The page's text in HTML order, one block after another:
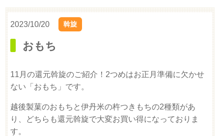
2023/10/20 斡旋
おもち
11月の還元斡旋のご紹介！2つめはお正月準備に欠かせ
ない「おもち」です。
越後製菓のおもちと伊丹米の杵つきもちの2種類があ
り、どちらも還元斡旋で大変お買い得になっておりま
す。